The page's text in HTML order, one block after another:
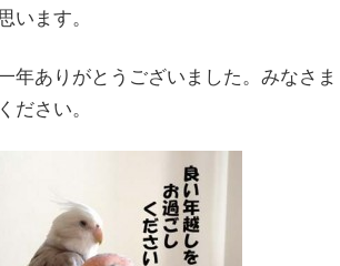
います。
年ありがとうございました。みなさ
ださい。